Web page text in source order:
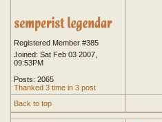
Registered Member #385
Joined: Sat Feb 03 2007,
09:53PM
Posts: 2065
Thanked 3 time in 3 post
Back to top